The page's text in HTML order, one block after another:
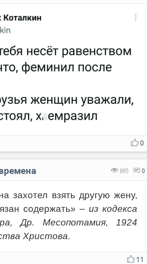
0
895 0
захотел взять другую жену,
содержать» – из кодекса
Др. Месопотамия, 1924
Христова.
11